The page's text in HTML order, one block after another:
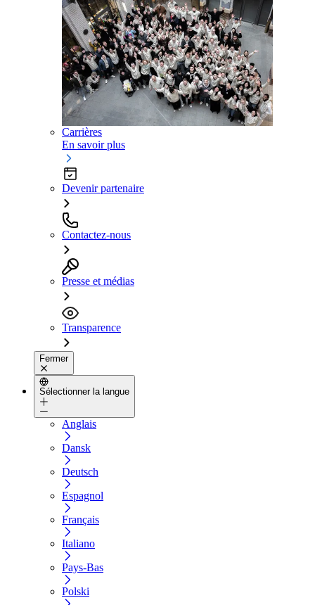
Carrières
En savoir plus
Devenir partenaire
Contactez-nous
Presse et médias
Transparence
Fermer
Sélectionner la langue
Anglais
Dansk
Deutsch
Espagnol
Français
Italiano
Pays-Bas
Polski